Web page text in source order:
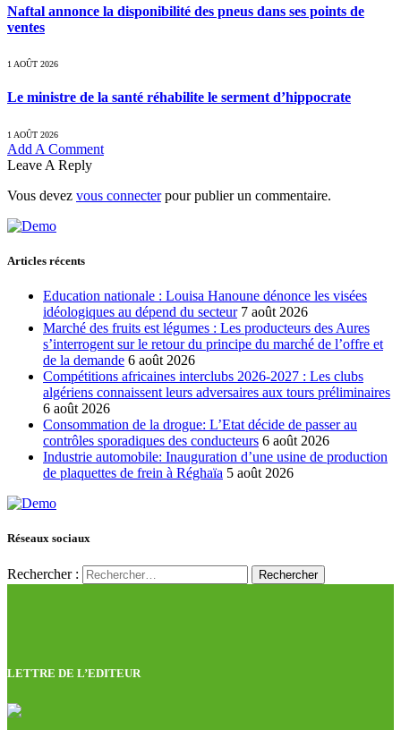
Naftal annonce la disponibilité des pneus dans ses points de
ventes
1 AOÛT 2026
Le ministre de la santé réhabilite le serment d’hippocrate
1 AOÛT 2026
Add A Comment
Leave A Reply
Vous devez vous connecterpour publier un commentaire.
Articles récents
Education nationale : Louisa Hanoune dénonce les visées
idéologiques au dépend du secteur 7 août 2026
Marché des fruits est légumes : Les producteurs des Aures
s’interrogent sur le retour du principe du marché de l’offre et
de la demande 6 août 2026
Compétitions africaines interclubs 2026-2027 : Les clubs
algériens connaissent leurs adversaires aux tours préliminaires
6 août 2026
Consommation de la drogue: L’Etat décide de passer au
contrôles sporadiques des conducteurs 6 août 2026
Industrie automobile: Inauguration d’une usine de production
de plaquettes de frein à Réghaïa 5 août 2026
Réseaux sociaux
Rechercher :
LETTRE DE L’EDITEUR